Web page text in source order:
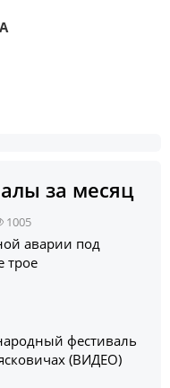
за месяц
1005
аварии под
трое
фестиваль
(ВИДЕО)